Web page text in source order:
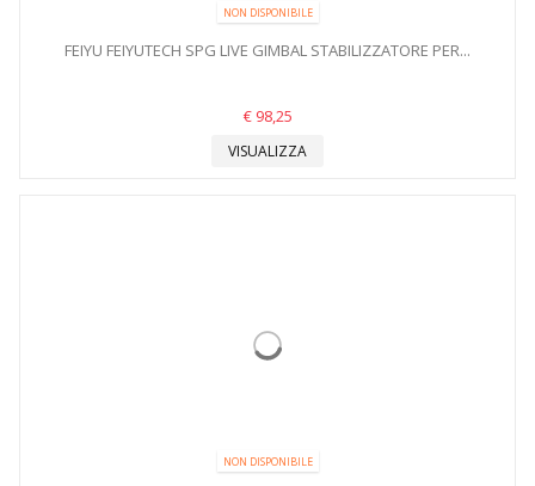
NON DISPONIBILE
FEIYU FEIYUTECH SPG LIVE GIMBAL STABILIZZATORE PER...
€ 98,25
VISUALIZZA
NON DISPONIBILE